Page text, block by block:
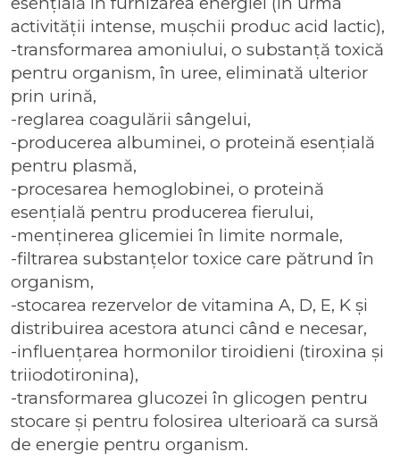
activității intense, mușchii produc acid lactic),
-transformarea amoniului, o substanță toxică
pentru organism, în uree, eliminată ulterior
prin urină,
-reglarea coagulării sângelui,
-producerea albuminei, o proteină esențială
pentru plasmă,
-procesarea hemoglobinei, o proteină
esențială pentru producerea fierului,
-menținerea glicemiei în limite normale,
-filtrarea substanțelor toxice care pătrund în
organism,
-stocarea rezervelor de vitamina A, D, E, K și
distribuirea acestora atunci când e necesar,
-influențarea hormonilor tiroidieni (tiroxina și
triiodotironina),
-transformarea glucozei în glicogen pentru
stocare și pentru folosirea ulterioară ca sursă
de energie pentru organism.